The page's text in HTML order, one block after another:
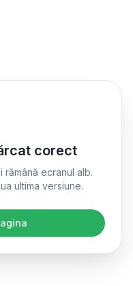
corect
rămână ecranul alb.
ultima versiune.